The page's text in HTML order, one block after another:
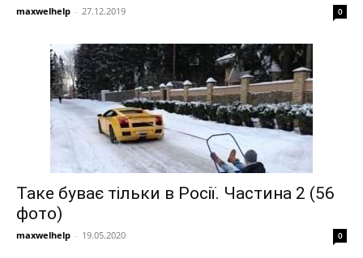
maxwelhelp - 27.12.2019 0
Таке буває тільки в Росії. Частина 2 (56
фото)
maxwelhelp - 19.05.2020 0